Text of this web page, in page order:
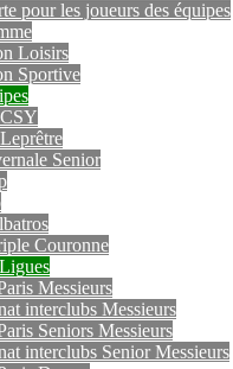
pour les joueurs des équipes
Loisirs
Sportive
Senior
Couronne
Messieurs
interclubs Messieurs
Seniors Messieurs
interclubs Senior Messieurs